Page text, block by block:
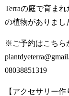
Terraの庭で育ま
の植物がありまし
※ご予約はこちら
08038851319
【アクセサリー作